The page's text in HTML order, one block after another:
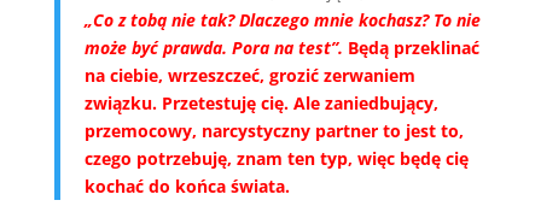
„Co z tobą nie tak? Dlaczego mnie kochasz? To nie
może być prawda. Pora na test”. Będą przeklinać
na ciebie, wrzeszczeć, grozić zerwaniem
związku. Przetestuję cię. Ale zaniedbujący,
przemocowy, narcystyczny partner to jest to,
czego potrzebuję, znam ten typ, więc będę cię
kochać do końca świata.